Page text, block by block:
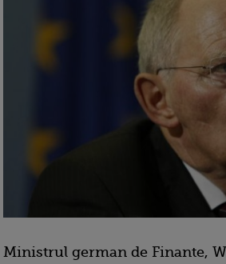
Ministrul german de Finante,